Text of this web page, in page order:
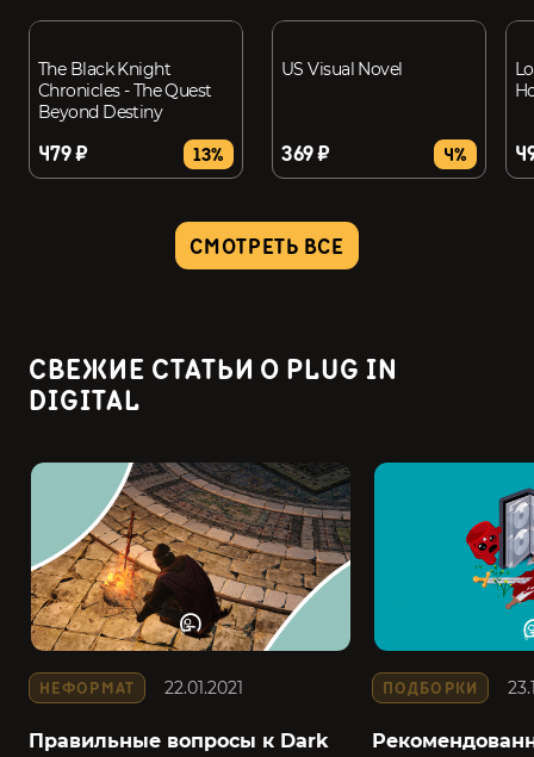
The Black Knight
Chronicles - The Quest
Beyond Destiny
479 ₽ 13%
US Visual Novel
369 ₽ 4%
CМОТРЕТЬ ВСЕ
СВЕЖИЕ СТАТЬИ О PLUG IN
DIGITAL
НЕФОРМАТ 22.01.2021
Правильные вопросы к Dark
ПОДБОРКИ